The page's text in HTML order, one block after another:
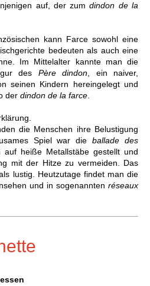
auf, der zumdindon de la
kann Farce sowohl eine
bedeuten als auch eine
Im Mittelalter kannte man die
des Père dindon , ein naiver,
seinen Kindern hereingelegt und
der dindon de la farce
die Menschen ihre Belustigung
Spiel war dieballade des
auf heiße Metallstäbe gestellt und
mit der Hitze zu vermeiden. Das
lustig. Heutzutage findet man die
und in sogenanntenréseaux